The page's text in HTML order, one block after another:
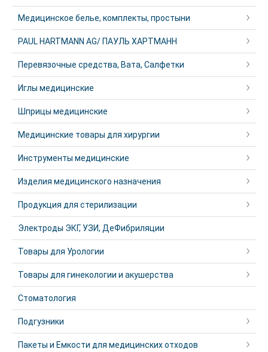
Медицинское белье, комплекты, простыни
PAUL HARTMANN AG/ ПАУЛЬ ХАРТМАНН
Перевязочные средства, Вата, Салфетки
Иглы медицинские
Шприцы медицинские
Медицинские товары для хирургии
Инструменты медицинские
Изделия медицинского назначения
Продукция для стерилизации
Электроды ЭКГ, УЗИ, ДеФибриляции
Товары для Урологии
Товары для гинекологии и акушерства
Стоматология
Подгузники
Пакеты и Емкости для медицинских отходов